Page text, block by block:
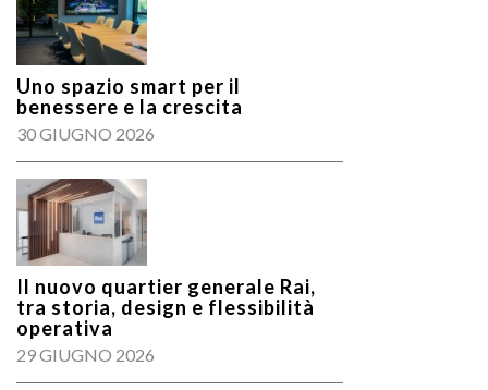
Uno spazio smart per il
benessere e la crescita
30 GIUGNO 2026
Il nuovo quartier generale Rai,
tra storia, design e flessibilità
operativa
29 GIUGNO 2026